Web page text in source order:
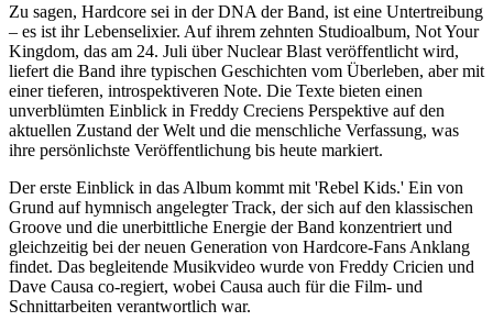
Zu sagen, Hardcore sei in der DNA der Band, ist eine Untertreibung
– es ist ihr Lebenselixier. Auf ihrem zehnten Studioalbum, Not Your
Kingdom, das am 24. Juli über Nuclear Blast veröffentlicht wird,
liefert die Band ihre typischen Geschichten vom Überleben, aber mit
einer tieferen, introspektiveren Note. Die Texte bieten einen
unverblümten Einblick in Freddy Creciens Perspektive auf den
aktuellen Zustand der Welt und die menschliche Verfassung, was
ihre persönlichste Veröffentlichung bis heute markiert.
Der erste Einblick in das Album kommt mit 'Rebel Kids.' Ein von
Grund auf hymnisch angelegter Track, der sich auf den klassischen
Groove und die unerbittliche Energie der Band konzentriert und
gleichzeitig bei der neuen Generation von Hardcore-Fans Anklang
findet. Das begleitende Musikvideo wurde von Freddy Cricien und
Dave Causa co-regiert, wobei Causa auch für die Film- und
Schnittarbeiten verantwortlich war.